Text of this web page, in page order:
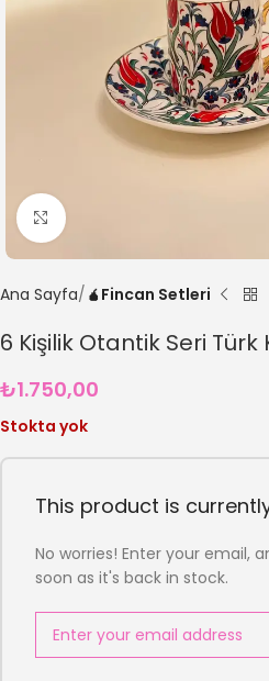
Büyütmek için tıklayın
Ana Sayfa 🧉Fincan Setleri
6 Kişilik Otantik Seri
₺1.750,00
Stokta yok
This product is
No worries! Enter your email,
soon as it's back in stock.